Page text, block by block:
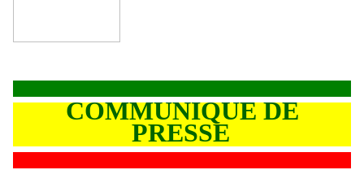
COMMUNIQUE DE
PRESSE